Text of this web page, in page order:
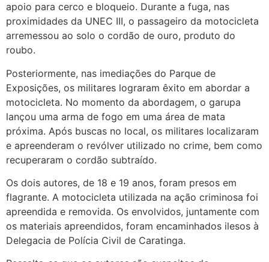
apoio para cerco e bloqueio. Durante a fuga, nas
proximidades da UNEC III, o passageiro da motocicleta
arremessou ao solo o cordão de ouro, produto do
roubo.
Posteriormente, nas imediações do Parque de
Exposições, os militares lograram êxito em abordar a
motocicleta. No momento da abordagem, o garupa
lançou uma arma de fogo em uma área de mata
próxima. Após buscas no local, os militares localizaram
e apreenderam o revólver utilizado no crime, bem como
recuperaram o cordão subtraído.
Os dois autores, de 18 e 19 anos, foram presos em
flagrante. A motocicleta utilizada na ação criminosa foi
apreendida e removida. Os envolvidos, juntamente com
os materiais apreendidos, foram encaminhados ilesos à
Delegacia de Polícia Civil de Caratinga.